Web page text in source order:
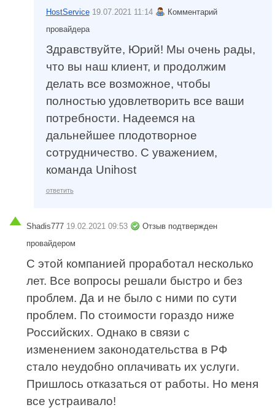
HostService 19.07.2021 11:14
Комментарий
провайдера
Здравствуйте, Юрий! Мы очень рады,
что вы наш клиент, и продолжим
делать все возможное, чтобы
полностью удовлетворить все ваши
потребности. Надеемся на
дальнейшее плодотворное
сотрудничество. С уважением,
команда Unihost
ответить
Shadis777 19.02.2021 09:53
Отзыв подтвержден
провайдером
С этой компанией проработал несколько
лет. Все вопросы решали быстро и без
проблем. Да и не было с ними по сути
проблем. По стоимости гораздо ниже
Российских. Однако в связи с
изменением законодательства в РФ
стало неудобно оплачивать их услуги.
Пришлось отказаться от работы. Но меня
все устраивало!